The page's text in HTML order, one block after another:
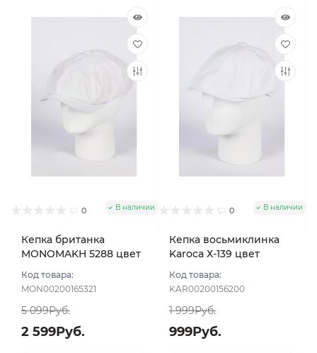
0 В наличии
Кепка британка
MONOMAKH 5288 цвет
Код товара:
MON00200165321
5 099Руб.
2 599Руб.
0 В наличии
Кепка восьмиклинка
Karoca Х-139 цвет
Код товара:
KAR00200156200
1 999Руб.
999Руб.